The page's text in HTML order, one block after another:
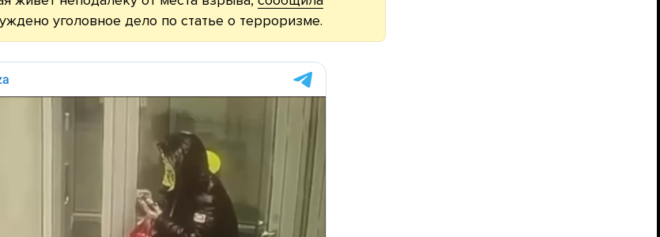
уголовное дело по статье о терроризме.